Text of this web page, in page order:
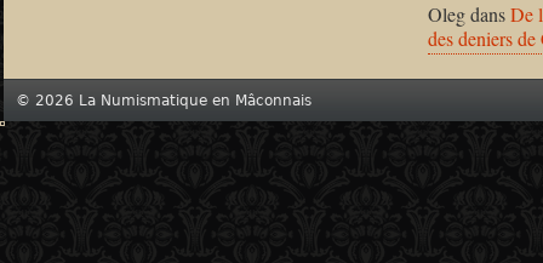
OlegdansDe
des deniers
© 2026 La Numismatique en Mâconnais